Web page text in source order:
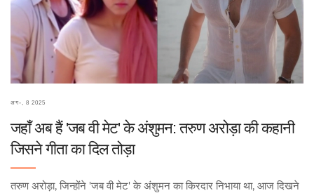
अग॰, 8 2025
जहाँ अब हैं 'जब वी मेट' के अंशुमन: तरुण अरोड़ा की कहानी
जिसने गीता का दिल तोड़ा
तरुण अरोड़ा, जिन्होंने 'जब वी मेट' के अंशुमन का किरदार निभाया था, आज दिखने